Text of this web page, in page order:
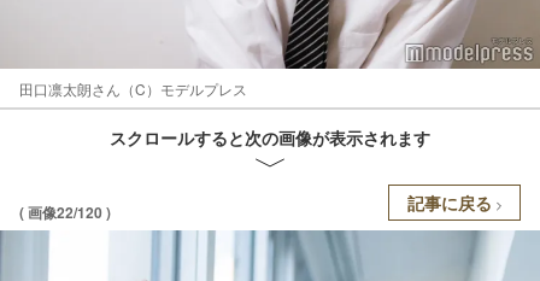
田口凛太朗さん（C）モデルプレス
スクロールすると次の画像が表示されます
( 画像22/120 ) 記事に戻る